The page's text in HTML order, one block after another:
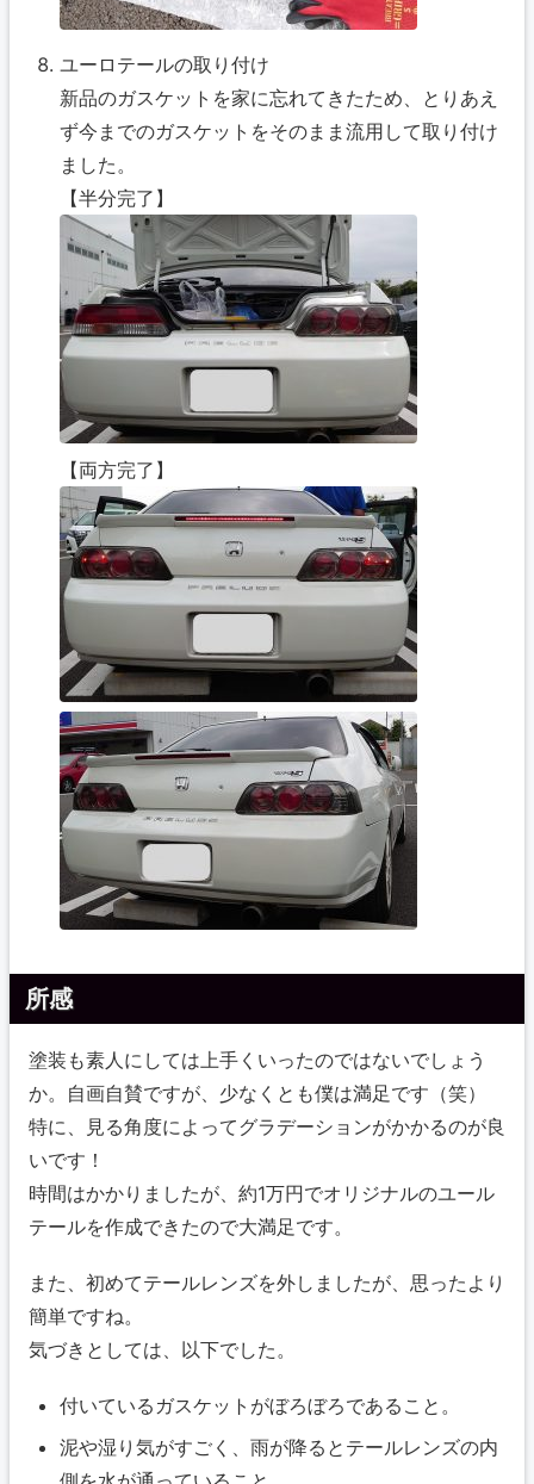
ユーロテールの取り付け
新品のガスケットを家に忘れてきたため、とりあえ
ず今までのガスケットをそのまま流用して取り付け
ました。
【半分完了】
【両方完了】
所感
塗装も素人にしては上手くいったのではないでしょう
か。自画自賛ですが、少なくとも僕は満足です（笑）
特に、見る角度によってグラデーションがかかるのが良
いです！
時間はかかりましたが、約1万円でオリジナルのユール
テールを作成できたので大満足です。
また、初めてテールレンズを外しましたが、思ったより
簡単ですね。
気づきとしては、以下でした。
付いているガスケットがぼろぼろであること。
泥や湿り気がすごく、雨が降るとテールレンズの内